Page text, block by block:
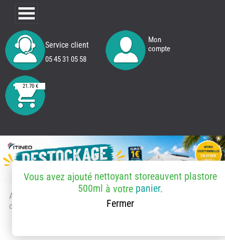
Service client
05 45 31 05 58
Mon
compte
21.70 €
Accueil
> Accessoires et pièces
détachées
Vous avez ajouté nettoyant storeauvent plastore
500ml à votre panier.
Fermer